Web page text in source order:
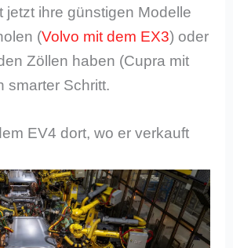
jetzt ihre günstigen Modelle
(Volvo mit dem EX3) oder
Zöllen haben (Cupra mit
smarter Schritt.
EV4 dort, wo er verkauft